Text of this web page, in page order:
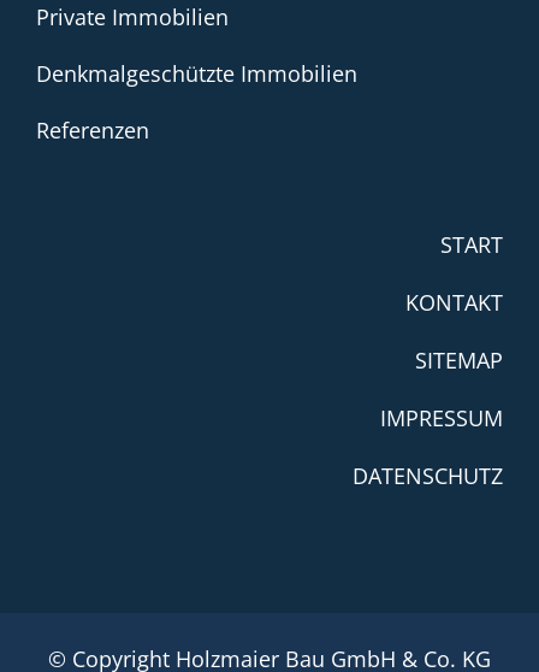
Private Immobilien
Denkmalgeschützte Immobilien
Referenzen
START
KONTAKT
SITEMAP
IMPRESSUM
DATENSCHUTZ
© Copyright Holzmaier Bau GmbH & Co. KG